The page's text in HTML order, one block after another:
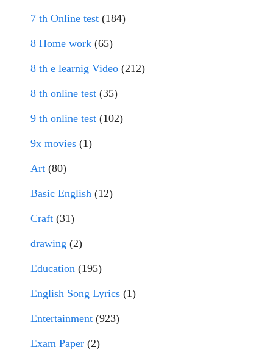
7 th Online test (184)
8 Home work (65)
8 th e learnig Video (212)
8 th online test (35)
9 th online test (102)
9x movies (1)
Art (80)
Basic English (12)
Craft (31)
drawing (2)
Education (195)
English Song Lyrics (1)
Entertainment (923)
Exam Paper (2)